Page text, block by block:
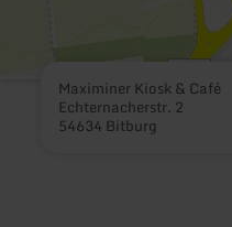
Maximiner Kiosk & Café
Echternacherstr. 2
54634 Bitburg